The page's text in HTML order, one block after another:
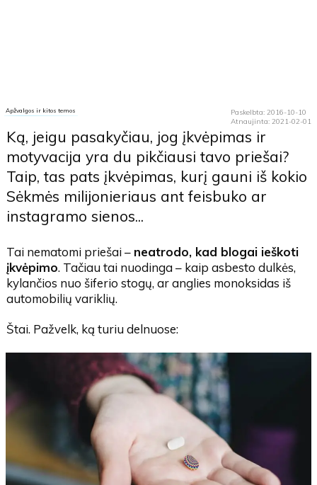
Paskelbta: 2016-10-10
Atnaujinta: 2021-02-01
Apžvalgos ir kitos temos
Ką, jeigu pasakyčiau, jog įkvėpimas ir
motyvacija yra du pikčiausi tavo priešai?
Taip, tas pats įkvėpimas, kurį gauni iš kokio
Sėkmės milijonieriaus ant feisbuko ar
instagramo sienos...
Tai nematomi priešai – neatrodo, kad blogai ieškoti
įkvėpimo. Tačiau tai nuodinga – kaip asbesto dulkės,
kylančios nuo šiferio stogų, ar anglies monoksidas iš
automobilių variklių.
Štai. Pažvelk, ką turiu delnuose: